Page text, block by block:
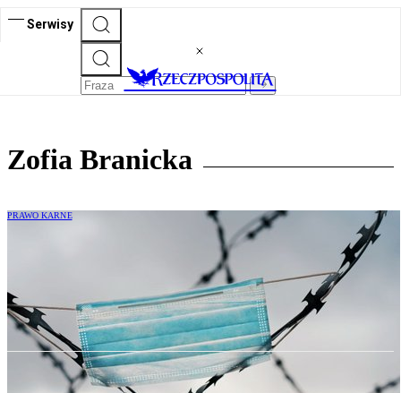
Serwisy
Zofia Branicka
PRAWO KARNE
Zofia Branicka, Krzysztof Kumor:
Zakłady karne mogą stać się największym
źródłem koronawirusa